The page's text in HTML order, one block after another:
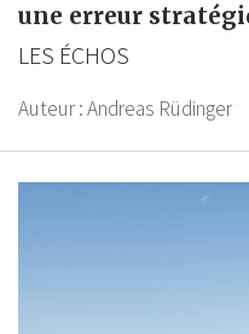
une erreur
LES ÉCHOS
Auteur :Andreas Rüdinger